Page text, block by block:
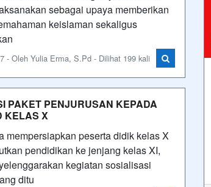
sebagai upaya memberikan
keislaman sekaligus
- Oleh Yulia Erma, S.Pd - Dilihat 199 kali
PAKET PENJURUSAN KEPADA
KELAS X
mempersiapkan peserta didik kelas X
pendidikan ke jenjang kelas XI,
kegiatan sosialisasi
ditu